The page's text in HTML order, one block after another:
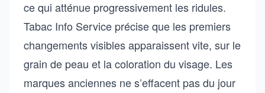
ce qui atténue progressivement les ridules.
Tabac Info Service précise que les premiers
changements visibles apparaissent vite, sur le
grain de peau et la coloration du visage. Les
marques anciennes ne s’effacent pas du jour